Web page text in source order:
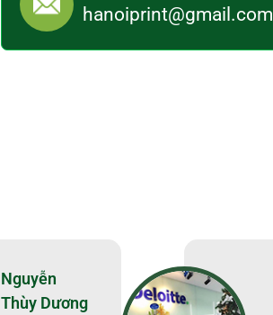
hanoiprint@gmail.com
Nguyễn
Thùy Dương